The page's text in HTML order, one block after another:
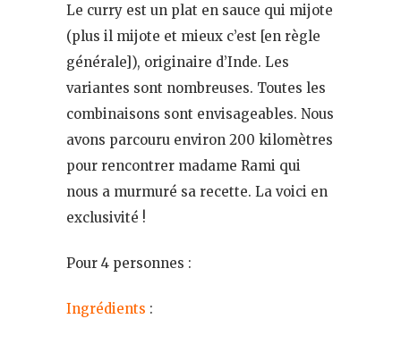
Le curry est un plat en sauce qui mijote
(plus il mijote et mieux c’est [en règle
générale]), originaire d’Inde. Les
variantes sont nombreuses. Toutes les
combinaisons sont envisageables. Nous
avons parcouru environ 200 kilomètres
pour rencontrer madame Rami qui
nous a murmuré sa recette. La voici en
exclusivité !
Pour 4 personnes :
Ingrédients :